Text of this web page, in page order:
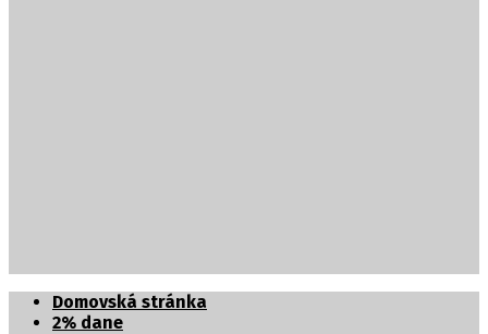
Domovská stránka
2% dane